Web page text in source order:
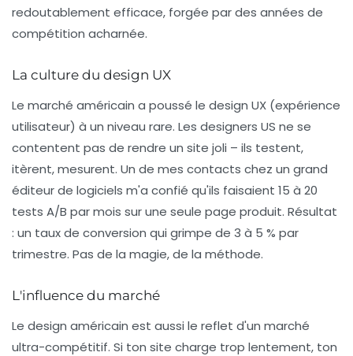
redoutablement efficace, forgée par des années de
compétition acharnée.
La culture du design UX
Le marché américain a poussé le design UX (expérience
utilisateur) à un niveau rare. Les designers US ne se
contentent pas de rendre un site joli – ils testent,
itèrent, mesurent. Un de mes contacts chez un grand
éditeur de logiciels m'a confié qu'ils faisaient 15 à 20
tests A/B par mois sur une seule page produit. Résultat
: un taux de conversion qui grimpe de 3 à 5 % par
trimestre. Pas de la magie, de la méthode.
L'influence du marché
Le design américain est aussi le reflet d'un marché
ultra-compétitif. Si ton site charge trop lentement, ton